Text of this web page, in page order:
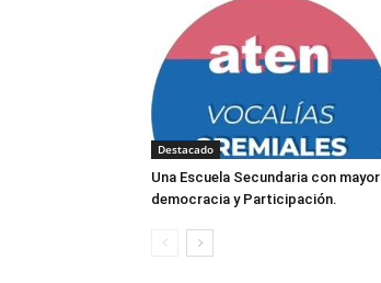
Destacado
Una Escuela Secundaria con mayor
democracia y Participación.